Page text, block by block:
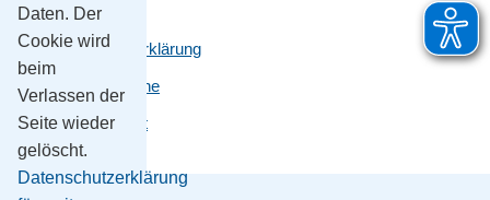
Daten. Der
Cookie wird
beim
Verlassen der
Seite wieder
gelöscht.
Datenschutzerklärung
Impressum
Datenschutzerklärung
Leichte Sprache
Barrierefreiheit